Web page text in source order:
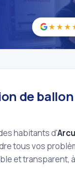
de
habitants d'
tous vos
et transparent,